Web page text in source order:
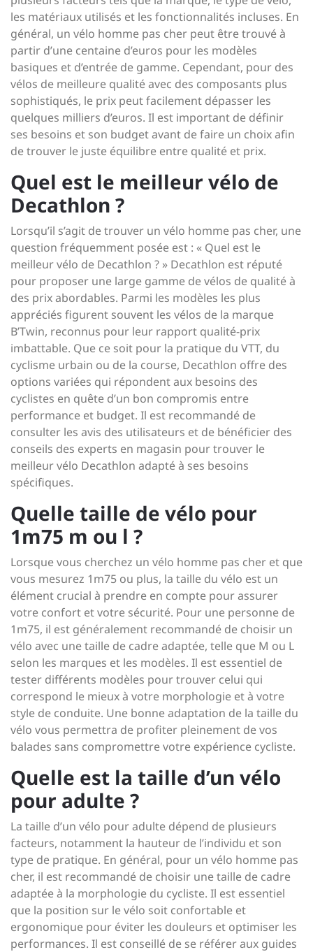
les matériaux utilisés et les fonctionnalités incluses. En
général, un vélo homme pas cher peut être trouvé à
partir d’une centaine d’euros pour les modèles
basiques et d’entrée de gamme. Cependant, pour des
vélos de meilleure qualité avec des composants plus
sophistiqués, le prix peut facilement dépasser les
quelques milliers d’euros. Il est important de définir
ses besoins et son budget avant de faire un choix afin
de trouver le juste équilibre entre qualité et prix.
Quel est le meilleur vélo de
Decathlon ?
Lorsqu’il s’agit de trouver un vélo homme pas cher, une
question fréquemment posée est : « Quel est le
meilleur vélo de Decathlon ? » Decathlon est réputé
pour proposer une large gamme de vélos de qualité à
des prix abordables. Parmi les modèles les plus
appréciés figurent souvent les vélos de la marque
B’Twin, reconnus pour leur rapport qualité-prix
imbattable. Que ce soit pour la pratique du VTT, du
cyclisme urbain ou de la course, Decathlon offre des
options variées qui répondent aux besoins des
cyclistes en quête d’un bon compromis entre
performance et budget. Il est recommandé de
consulter les avis des utilisateurs et de bénéficier des
conseils des experts en magasin pour trouver le
meilleur vélo Decathlon adapté à ses besoins
spécifiques.
Quelle taille de vélo pour
1m75 m ou l ?
Lorsque vous cherchez un vélo homme pas cher et que
vous mesurez 1m75 ou plus, la taille du vélo est un
élément crucial à prendre en compte pour assurer
votre confort et votre sécurité. Pour une personne de
1m75, il est généralement recommandé de choisir un
vélo avec une taille de cadre adaptée, telle que M ou L
selon les marques et les modèles. Il est essentiel de
tester différents modèles pour trouver celui qui
correspond le mieux à votre morphologie et à votre
style de conduite. Une bonne adaptation de la taille du
vélo vous permettra de profiter pleinement de vos
balades sans compromettre votre expérience cycliste.
Quelle est la taille d’un vélo
pour adulte ?
La taille d’un vélo pour adulte dépend de plusieurs
facteurs, notamment la hauteur de l’individu et son
type de pratique. En général, pour un vélo homme pas
cher, il est recommandé de choisir une taille de cadre
adaptée à la morphologie du cycliste. Il est essentiel
que la position sur le vélo soit confortable et
ergonomique pour éviter les douleurs et optimiser les
performances. Il est conseillé de se référer aux guides